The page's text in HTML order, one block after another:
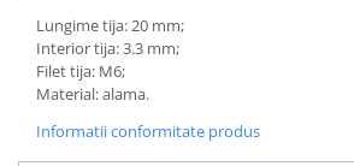
Lungime tija: 20 mm;
Interior tija: 3.3 mm;
Filet tija: M6;
Material: alama.
Informatii conformitate produs